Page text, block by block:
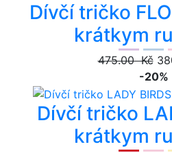
Dívčí tričko
krátkym
475.00 Kč
-20%
Dívčí tričko
krátkym